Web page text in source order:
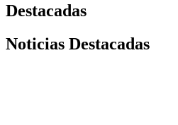
Destacadas
Noticias Destacadas